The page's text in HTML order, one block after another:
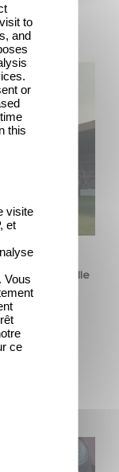
86, la nouvelle
86, la
à Cannes
to
and
or
this
visite
et
Vous
ce